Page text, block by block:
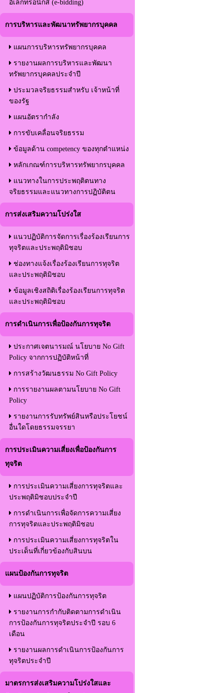
อิเล็กทรอนิกส์ (e-bidding)
การบริหารและพัฒนาทรัพยากรบุคคล
แผนการบริหารทรัพยากรบุคคล
รายงานผลการบริหารและพัฒนา
ทรัพยากรบุคคลประจำปี
ประมวลจริยธรรมสำหรับ เจ้าหน้าที่
ของรัฐ
แผนอัตรากำลัง
การขับเคลื่อนจริยธรรม
ข้อมูลด้าน competency ของทุกตำแหน่ง
หลักเกณฑ์การบริหารทรัพยากรบุคคล
แนวทางในการประพฤติตนทาง
จริยธรรมและแนวทางการปฏิบัติตน
การส่งเสริมความโปร่งใส
แนวปฏิบัติการจัดการเรื่องร้องเรียนการ
ทุจริตและประพฤติมิชอบ
ช่องทางแจ้งเรื่องร้องเรียนการทุจริต
และประพฤติมิชอบ
ข้อมูลเชิงสถิติเรื่องร้องเรียนการทุจริต
และประพฤติมิชอบ
การดำเนินการเพื่อป้องกันการทุจริต
ประกาศเจตนารมณ์ นโยบาย No Gift
Policy จากการปฏิบัติหน้าที่
การสร้างวัฒนธรรม No Gift Policy
การรายงานผลตามนโยบาย No Gift
Policy
รายงานการรับทรัพย์สินหรือประโยชน์
อื่นใดโดยธรรมจรรยา
การประเมินความเสี่ยงเพื่อป้องกันการ
ทุจริต
การประเมินความเสี่ยงการทุจริตและ
ประพฤติมิชอบประจำปี
การดำเนินการเพื่อจัดการความเสี่ยง
การทุจริตและประพฤติมิชอบ
การประเมินความเสี่ยงการทุจริตใน
ประเด็นที่เกี่ยวข้องกับสินบน
แผนป้องกันการทุจริต
แผนปฏิบัติการป้องกันการทุจริต
รายงานการกำกับติดตามการดำเนิน
การป้องกันการทุจริตประจำปี รอบ 6
เดือน
รายงานผลการดำเนินการป้องกันการ
ทุจริตประจำปี
มาตรการส่งเสริมความโปร่งใสและ